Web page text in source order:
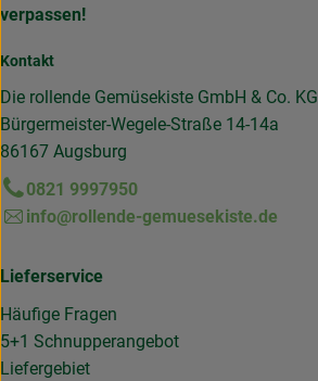
verpassen!
Kontakt
Die rollende Gemüsekiste GmbH & Co. KG
Bürgermeister-Wegele-Straße 14-14a
86167 Augsburg
0821 9997950
info@rollende-gemuesekiste.de
Lieferservice
Häufige Fragen
5+1 Schnupperangebot
Liefergebiet